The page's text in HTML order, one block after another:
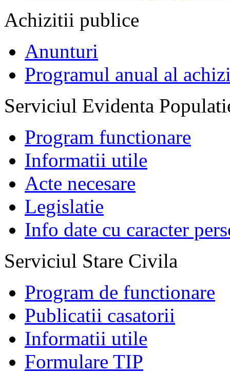
Achizitii publice
Anunturi
Programul anual al
Serviciul Evidenta
Program functionare
Informatii utile
Acte necesare
Legislatie
Info date cu caracter
Serviciul Stare Civila
Program de functionare
Publicatii casatorii
Informatii utile
Formulare TIP